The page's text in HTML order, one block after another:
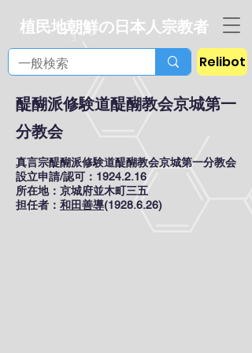
植民地朝鮮の日本人宗教者
Relibot
醍醐派修験道醍醐教会京城第一
分教会
真言宗醍醐派修験道醍醐教会京城第一分教会
設立申請/認可：1924.2.16
所在地：京城府並木町三五
担任者： 和田善導(1928.6.26)